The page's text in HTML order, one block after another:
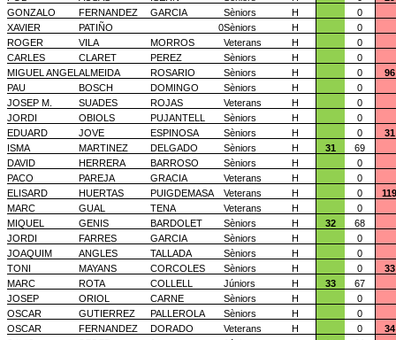
GONZALO
FERNANDEZ GARCIA Sèniors H
0
XAVIER
PATIÑO 0Sèniors H
0
ROGER
VILA MORROS Veterans H
0
CARLES
CLARET PEREZ Sèniors H
0
MIGUEL ANGEL ALMEIDA ROSARIO Sèniors H 0
96
PAU
BOSCH DOMINGO Sèniors H
0
JOSEP M.
SUADES ROJAS Veterans H
0
JORDI
OBIOLS PUJANTELL Sèniors H
0
EDUARD
JOVE ESPINOSA Sèniors H 0
31
ISMA
MARTINEZ DELGADO Sèniors H 31
69
DAVID
HERRERA BARROSO Sèniors H
0
PACO
PAREJA GRACIA Veterans H
0
ELISARD
HUERTAS PUIGDEMASA Veterans H 0
119
MARC
GUAL TENA Veterans H
0
MIQUEL
GENIS BARDOLET Sèniors H 32
68
JORDI
FARRES GARCIA Sèniors H
0
JOAQUIM
ANGLES TALLADA Sèniors H
0
TONI
MAYANS CORCOLES Sèniors H 0
33
MARC
ROTA COLLELL Júniors H 33
67
JOSEP
ORIOL CARNE Sèniors H
0
OSCAR
GUTIERREZ PALLEROLA Sèniors H
0
OSCAR
FERNANDEZ DORADO Veterans H 0
34